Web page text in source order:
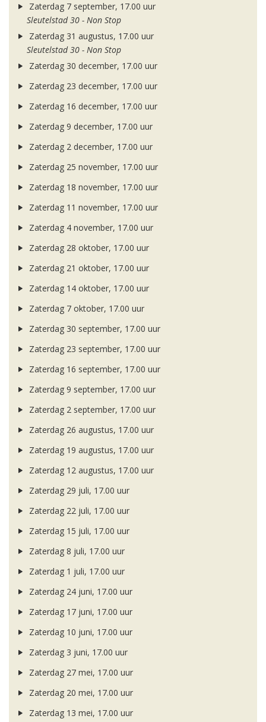
Zaterdag 7 september, 17.00 uur
Sleutelstad 30 - Non Stop
Zaterdag 31 augustus, 17.00 uur
Sleutelstad 30 - Non Stop
Zaterdag 30 december, 17.00 uur
Zaterdag 23 december, 17.00 uur
Zaterdag 16 december, 17.00 uur
Zaterdag 9 december, 17.00 uur
Zaterdag 2 december, 17.00 uur
Zaterdag 25 november, 17.00 uur
Zaterdag 18 november, 17.00 uur
Zaterdag 11 november, 17.00 uur
Zaterdag 4 november, 17.00 uur
Zaterdag 28 oktober, 17.00 uur
Zaterdag 21 oktober, 17.00 uur
Zaterdag 14 oktober, 17.00 uur
Zaterdag 7 oktober, 17.00 uur
Zaterdag 30 september, 17.00 uur
Zaterdag 23 september, 17.00 uur
Zaterdag 16 september, 17.00 uur
Zaterdag 9 september, 17.00 uur
Zaterdag 2 september, 17.00 uur
Zaterdag 26 augustus, 17.00 uur
Zaterdag 19 augustus, 17.00 uur
Zaterdag 12 augustus, 17.00 uur
Zaterdag 29 juli, 17.00 uur
Zaterdag 22 juli, 17.00 uur
Zaterdag 15 juli, 17.00 uur
Zaterdag 8 juli, 17.00 uur
Zaterdag 1 juli, 17.00 uur
Zaterdag 24 juni, 17.00 uur
Zaterdag 17 juni, 17.00 uur
Zaterdag 10 juni, 17.00 uur
Zaterdag 3 juni, 17.00 uur
Zaterdag 27 mei, 17.00 uur
Zaterdag 20 mei, 17.00 uur
Zaterdag 13 mei, 17.00 uur